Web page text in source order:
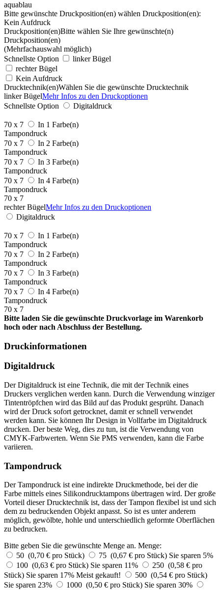
aquablau
Bitte gewünschte Druckposition(en) wählen Druckposition(en):
Kein Aufdruck
Druckposition(en)Bitte wählen Sie Ihre gewünschte(n)
Druckposition(en)
(Mehrfachauswahl möglich)
Schnellste Option
linker Bügel
rechter Bügel
Kein Aufdruck
Drucktechnik(en)Wählen Sie die gewünschte Drucktechnik
linker BügelMehr Infos zu den Druckoptionen
Schnellste Option
Digitaldruck
70 x 7
In 1 Farbe(n)
Tampondruck
70 x 7
In 2 Farbe(n)
Tampondruck
70 x 7
In 3 Farbe(n)
Tampondruck
70 x 7
In 4 Farbe(n)
Tampondruck
70 x 7
rechter BügelMehr Infos zu den Druckoptionen
Digitaldruck
70 x 7
In 1 Farbe(n)
Tampondruck
70 x 7
In 2 Farbe(n)
Tampondruck
70 x 7
In 3 Farbe(n)
Tampondruck
70 x 7
In 4 Farbe(n)
Tampondruck
70 x 7
Bitte laden Sie die gewünschte Druckvorlage im Warenkorb
hoch oder nach Abschluss der Bestellung.
Druckinformationen
Digitaldruck
Der Digitaldruck ist eine Technik, die mit der Technik eines
Druckers verglichen werden kann. Durch die Verwendung winziger
Tintentröpfchen wird das Bild auf das Produkt gesprüht. Danach
wird der Druck sofort getrocknet, damit er schnell verwendet
werden kann. Sie können Ihr Design in Vollfarbe im Digitaldruck
drucken. Der beste Weg, dies zu tun, ist die Verwendung von
CMYK-Farbwerten. Wenn Sie PMS verwenden, kann die Farbe
variieren.
Tampondruck
Der Tampondruck ist eine indirekte Druckmethode, bei der die
Farbe mittels eines Silikondrucktampons übertragen wird. Der große
Vorteil dieser Drucktechnik ist, dass der Tampon flexibel ist und sich
dem zu bedruckenden Objekt anpasst. So ist es unter anderem
möglich, gewölbte, hohle und unterschiedlich geformte Oberflächen
zu bedrucken.
Bitte geben Sie die gewünschte Menge an. Menge:
50 (0,70 € pro Stück)
75 (0,67 € pro Stück) Sie sparen 5%
100 (0,63 € pro Stück) Sie sparen 11%
250 (0,58 € pro
Stück) Sie sparen 17% Meist gekauft!
500 (0,54 € pro Stück)
Sie sparen 23%
1000 (0,50 € pro Stück) Sie sparen 30%